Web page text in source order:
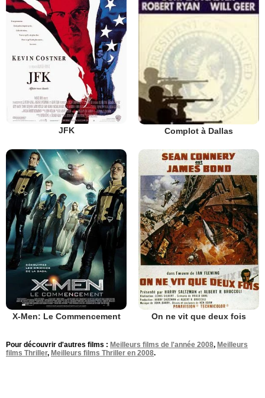
JFK Complot à Dallas
X-Men: Le Commencement On ne vit que deux fois
Pour découvrir d'autres films : Meilleurs films de l'année 2008, Meilleurs
films Thriller, Meilleurs films Thriller en 2008.